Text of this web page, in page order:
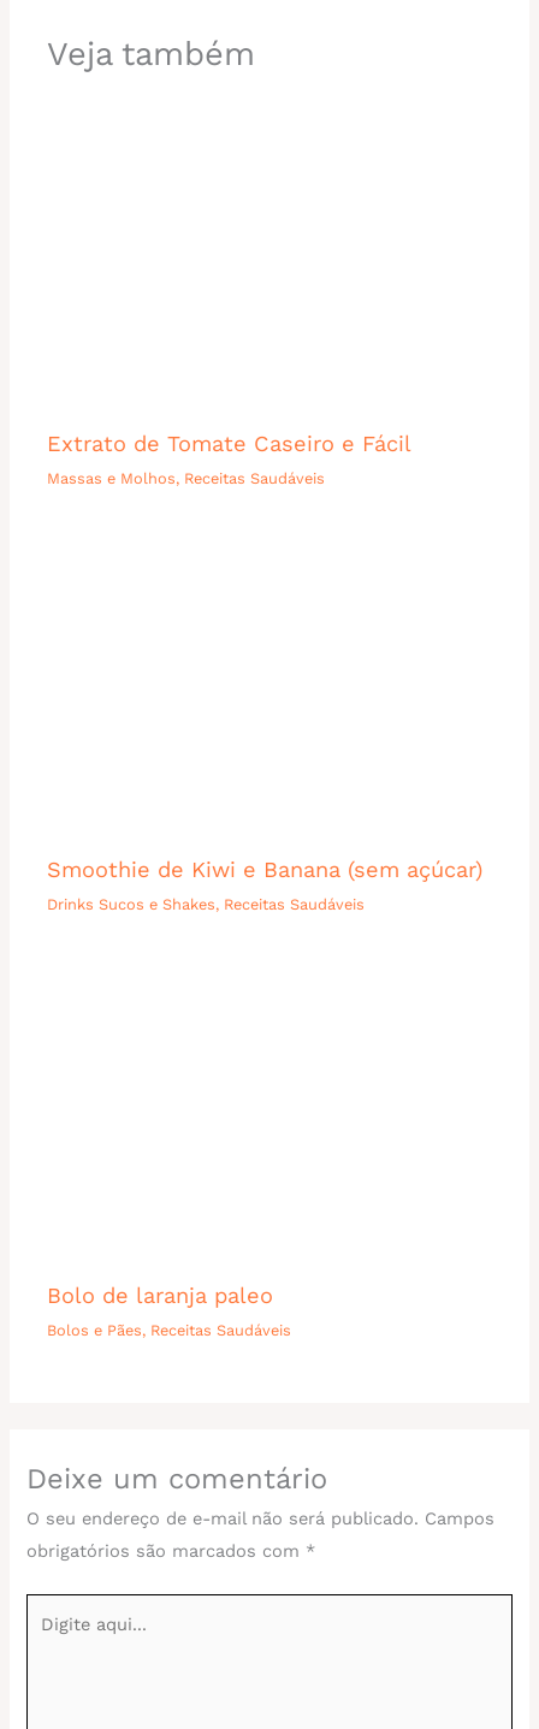
Veja também
Extrato de Tomate Caseiro e Fácil
Massas e Molhos, Receitas Saudáveis
Smoothie de Kiwi e Banana (sem açúcar)
Drinks Sucos e Shakes, Receitas Saudáveis
Bolo de laranja paleo
Bolos e Pães, Receitas Saudáveis
Deixe um comentário
O seu endereço de e-mail não será publicado. Campos
obrigatórios são marcados com *
aqui...